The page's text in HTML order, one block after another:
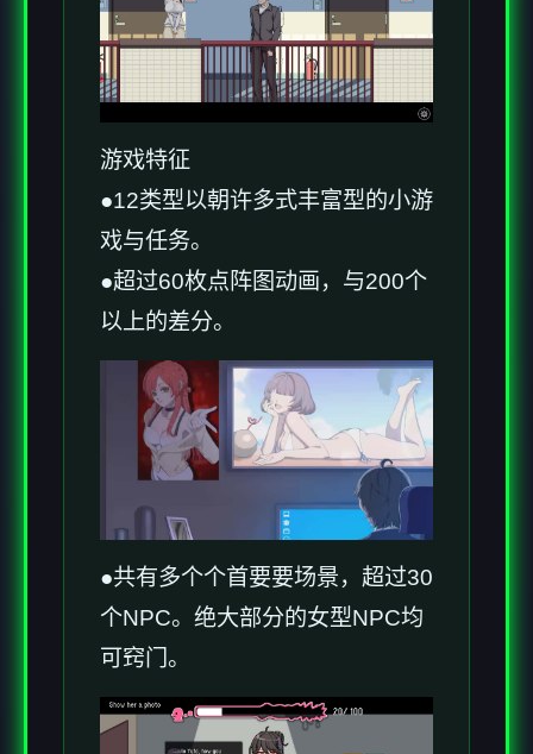
游戏特征
●12类型以朝许多式丰富型的小游
戏与任务。
●超过60枚点阵图动画，与200个
以上的差分。
●共有多个个首要要场景，超过30
个NPC。绝大部分的女型NPC均
可窍门。